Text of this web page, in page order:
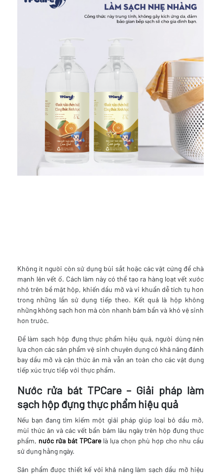
Không ít người còn sử dụng búi sắt hoặc các vật cứng để chà
mạnh lên vết ố. Cách làm này có thể tạo ra hàng loạt vết xước
nhỏ trên bề mặt hộp, khiến dầu mỡ và vi khuẩn dễ tích tụ hơn
trong những lần sử dụng tiếp theo. Kết quả là hộp không
những không sạch hơn mà còn nhanh bám bẩn và khó vệ sinh
hơn trước.
Để làm sạch hộp đựng thực phẩm hiệu quả, người dùng nên
lựa chọn các sản phẩm vệ sinh chuyên dụng có khả năng đánh
bay dầu mỡ và cặn thức ăn mà vẫn an toàn cho các vật dụng
tiếp xúc trực tiếp với thực phẩm.
Nước rửa bát TPCare – Giải pháp làm
sạch hộp đựng thực phẩm hiệu quả
Nếu bạn đang tìm kiếm một giải pháp giúp loại bỏ dầu mỡ,
mùi thức ăn và các vết bẩn bám lâu ngày trên hộp đựng thực
phẩm, nước rửa bát TPCarelà lựa chọn phù hợp cho nhu cầu
sử dụng hằng ngày.
Sản phẩm được thiết kế với khả năng làm sạch dầu mỡ hiệu